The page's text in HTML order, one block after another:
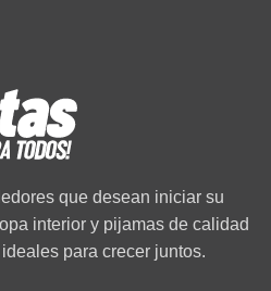
que desean iniciar su
interior y pijamas de calidad
para crecer juntos.